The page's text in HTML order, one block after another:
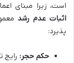
است، زیرا مبنای
اثبات عدم رشد
پذیرد:
حکم حجر: